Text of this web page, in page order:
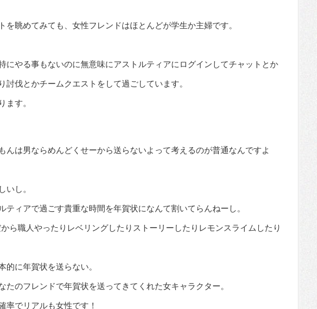
を眺めてみても、女性フレンドはほとんどが学生か主婦です。
にやる事もないのに無意味にアストルティアにログインしてチャットとか
討伐とかチームクエストをして過ごしています。
ます。
んは男ならめんどくせーから送らないよって考えるのが普通なんですよ
いし。
ティアで過ごす貴重な時間を年賀状になんて割いてらんねーし。
ら職人やったりレベリングしたりストーリーしたりレモンスライムしたり
的に年賀状を送らない。
たのフレンドで年賀状を送ってきてくれた女キャラクター。
率でリアルも女性です！